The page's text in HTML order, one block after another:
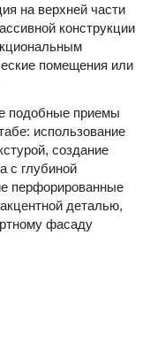
на верхней части
конструкции
помещения или
подобные приемы
использование
создание
с глубиной
перфорированные
деталью,
фасаду